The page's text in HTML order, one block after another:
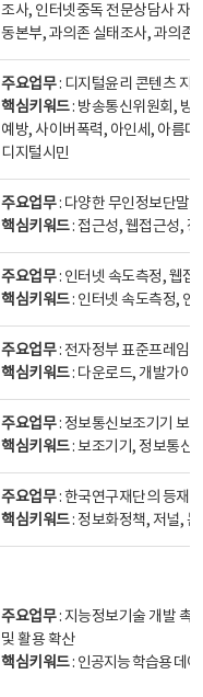
조사, 인터넷중독 전문상담사 자
동본부, 과의존 실태조사, 과의존
주요업무: 디지털윤리 콘텐츠 지
핵심키워드: 방송통신위원회, 방
예방, 사이버폭력, 아인세, 아름
디지털시민
주요업무: 다양한 무인정보단말
핵심키워드: 접근성, 웹접근성,
주요업무: 인터넷 속도측정, 웹접
핵심키워드: 인터넷 속도측정, 인
주요업무: 전자정부 표준프레임
핵심키워드: 다운로드, 개발가이
주요업무: 정보통신보조기기 보
핵심키워드: 보조기기, 정보통신
주요업무: 한국연구재단의 등재
핵심키워드: 정보화정책, 저널,
주요업무: 지능정보기술 개발 촉
및 활용 확산
핵심키워드: 인공지능 학습용 데